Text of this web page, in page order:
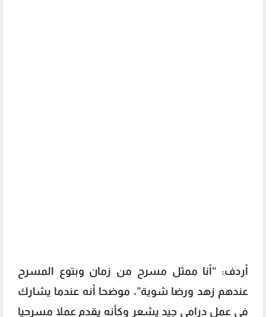
أردف: “أنا ممثل مسرح من زمان وبتوع المسرح
عندهم زهد ورضا شوية”، موضحا أنه عندما يشارك
في عمل درامي جيد يشعر وكأنه يقدم عملا مسرحيا